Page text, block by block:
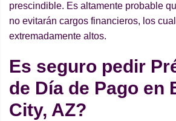
prescindible. Es altamente probable
no evitarán cargos financieros, los
extremadamente altos.
Es seguro pedir
de Día de Pago en
City, AZ?